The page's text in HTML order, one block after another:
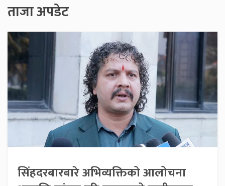
ताजा अपडेट
सिंहदरबारबारे अभिव्यक्तिको आलोचना